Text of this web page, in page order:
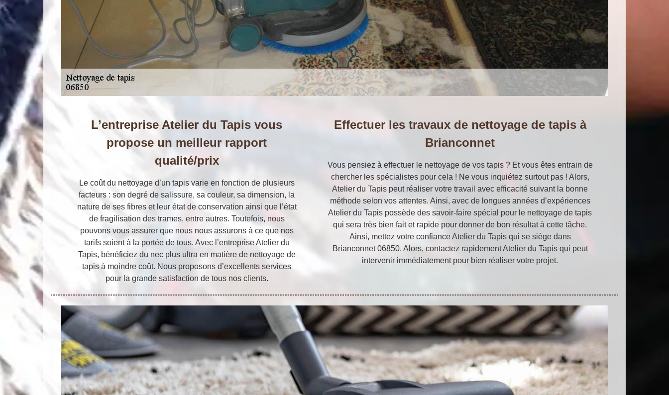
L’entreprise Atelier du Tapis vous
propose un meilleur rapport
qualité/prix
Le coût du nettoyage d’un tapis varie en fonction de plusieurs
facteurs : son degré de salissure, sa couleur, sa dimension, la
nature de ses fibres et leur état de conservation ainsi que l’état
de fragilisation des trames, entre autres. Toutefois, nous
pouvons vous assurer que nous nous assurons à ce que nos
tarifs soient à la portée de tous. Avec l’entreprise Atelier du
Tapis, bénéficiez du nec plus ultra en matière de nettoyage de
tapis à moindre coût. Nous proposons d’excellents services
pour la grande satisfaction de tous nos clients.
Effectuer les travaux de nettoyage de tapis à
Brianconnet
Vous pensiez à effectuer le nettoyage de vos tapis ? Et vous êtes entrain de
chercher les spécialistes pour cela ! Ne vous inquiétez surtout pas ! Alors,
Atelier du Tapis peut réaliser votre travail avec efficacité suivant la bonne
méthode selon vos attentes. Ainsi, avec de longues années d’expériences
Atelier du Tapis possède des savoir-faire spécial pour le nettoyage de tapis
qui sera très bien fait et rapide pour donner de bon résultat à cette tâche.
Ainsi, mettez votre confiance Atelier du Tapis qui se siège dans
Brianconnet 06850. Alors, contactez rapidement Atelier du Tapis qui peut
intervenir immédiatement pour bien réaliser votre projet.